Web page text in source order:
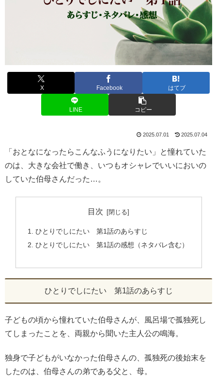
X Facebook はてブ
LINE コピー
2025.07.01 2025.07.04
「おとなになったらこんなふうになりたい」と憧れていた
のは、大きな会社で働き、いつもオシャレでいいにおいの
していた伯母さんだった…。
目次
ひとりでしにたい 第1話のあらすじ
ひとりでしにたい 第1話の感想（ネタバレ含む）
ひとりでしにたい 第1話のあらすじ
子どもの頃から憧れていた伯母さんが、風呂場で孤独死し
てしまったことを、両親から聞いた主人公の鳴海。
独身で子どもがいなかった伯母さんの、孤独死の後始末を
したのは、伯母さんの弟である父と、母。